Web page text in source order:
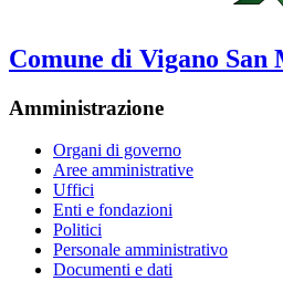
Comune di Vigano San
Amministrazione
Organi di governo
Aree amministrative
Uffici
Enti e fondazioni
Politici
Personale amministrativo
Documenti e dati